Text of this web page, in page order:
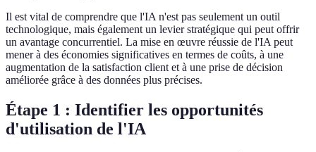
Il est vital de comprendre que l'IA n'est pas seulement un outil
technologique, mais également un levier stratégique qui peut offrir
un avantage concurrentiel. La mise en œuvre réussie de l'IA peut
mener à des économies significatives en termes de coûts, à une
augmentation de la satisfaction client et à une prise de décision
améliorée grâce à des données plus précises.
Étape 1 : Identifier les opportunités
d'utilisation de l'IA